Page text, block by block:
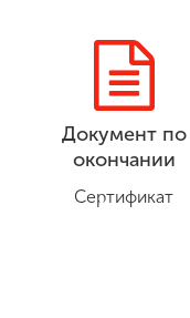
Документ по
окончании
Сертификат